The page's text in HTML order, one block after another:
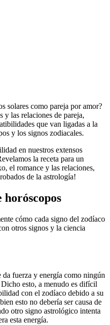
solares como pareja por amor?
y las relaciones de pareja,
que van ligadas a la
y los signos zodiacales.
en nuestros extensos
la receta para un
el romance y las relaciones,
de la astrología!
cómo cada signo del zodíaco
otros signos y la ciencia
da fuerza y ​​energía como ningún
esto, a menudo es difícil
con el zodíaco debido a su
esto no debería ser causa de
otro signo astrológico intenta
esta energía.